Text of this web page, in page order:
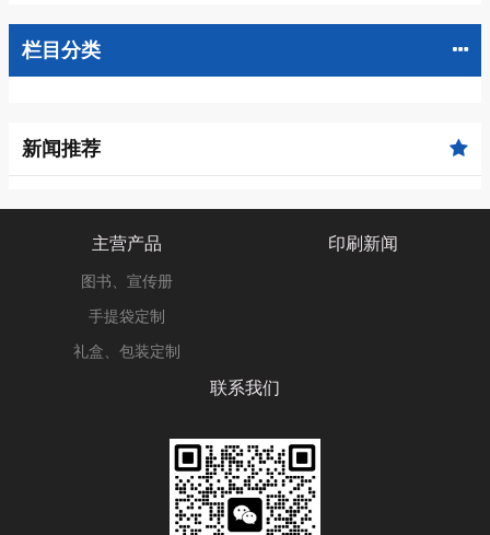
栏目分类
新闻推荐
主营产品
图书、宣传册
手提袋定制
礼盒、包装定制
印刷新闻
联系我们